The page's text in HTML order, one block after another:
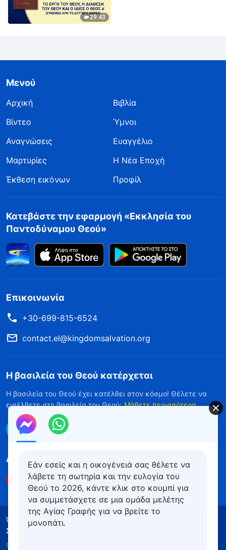
29:43
Μενού
Αρχική
Βιβλία
Βίντεο
Ύμνοι
Αναγνώσεις
Ευαγγέλιο
Μαρτυρίες
Η Νέα Εποχή
Έκθεση εικόνων
Προφίλ
Κατεβάστε την εφαρμογή «Εκκλησία του
Παντοδύναμου Θεού»
Επικοινωνία
+30-699-815-6524
contact.el@kingdomsalvation.org
Η βασιλεία του Θεού κατέρχεται
Η βασιλεία του Θεού έχει κατέλθει στον κόσμο! Θέλετε να
εισέλθετε στη βασιλεία του Θεού; Μάθετε περισσότερα
Επικοινωνήστε μαζί μας μέσω Messenger
Ακολουθήστε μας
Όροι Χρήσης
Πολιτική απορρήτου
Συντελεστές
Copyright © 2026
Εάν εσείς και η οικογένειά σας θέλετε να
λάβετε τη σωτηρία και την ευλογία του
Θεού το 2026, κάντε κλικ στο κουμπί για
να συμμετάσχετε σε μια ομάδα μελέτης
της Αγίας Γραφής για να βρείτε το
μονοπάτι.